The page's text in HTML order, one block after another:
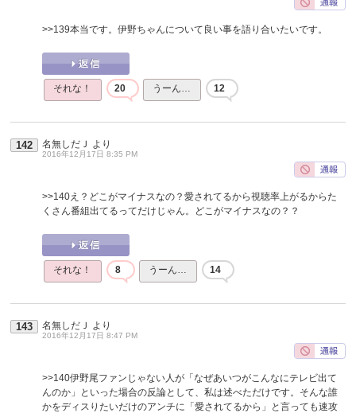
>>139本当です。伊野ちゃんについて良い事を語り合いたいです。
それな！ 20 うーん… 12
142 名無しだＪ より
2016年12月17日 8:35 PM
>>140え？どこがマイナスなの？愛されてるから視聴率上がるからた
くさん番組出てるってだけじゃん。どこがマイナスなの？？
それな！ 8 うーん… 14
143 名無しだＪ より
2016年12月17日 8:47 PM
>>140伊野尾ファンじゃない人が「なぜあいつがこんなにテレビ出て
んのか」といった場合の反論として、私は述べただけです。そんな誰
かをディスりたいだけのアンチに「愛されてるから」と言っても速攻